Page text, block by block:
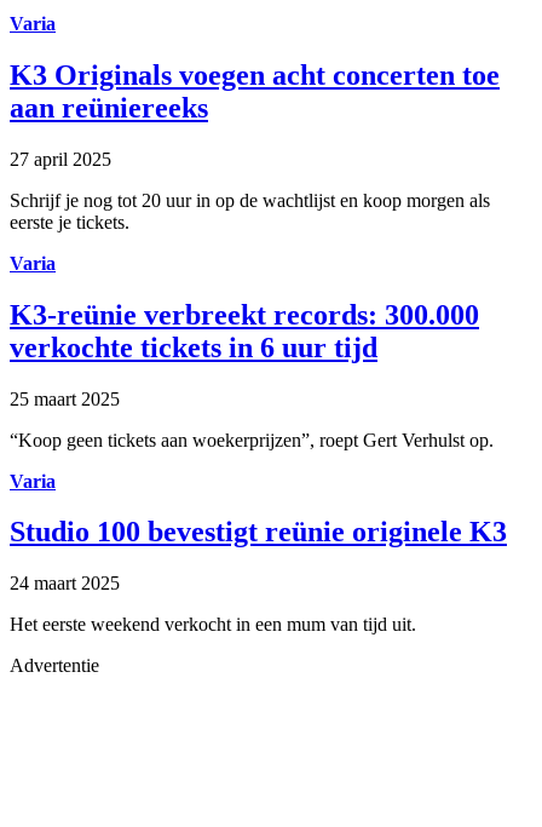
Varia
K3 Originals voegen acht concerten toe
aan reüniereeks
27 april 2025
Schrijf je nog tot 20 uur in op de wachtlijst en koop morgen als
eerste je tickets.
Varia
K3-reünie verbreekt records: 300.000
verkochte tickets in 6 uur tijd
25 maart 2025
“Koop geen tickets aan woekerprijzen”, roept Gert Verhulst op.
Varia
Studio 100 bevestigt reünie originele K3
24 maart 2025
Het eerste weekend verkocht in een mum van tijd uit.
Advertentie